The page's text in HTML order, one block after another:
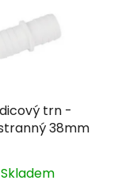
trn -
38mm
Skladem